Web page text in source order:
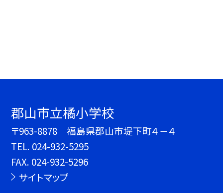
郡山市立橘小学校
〒963-8878 福島県郡山市堤下町４－４
TEL. 024-932-5295
FAX. 024-932-5296
サイトマップ